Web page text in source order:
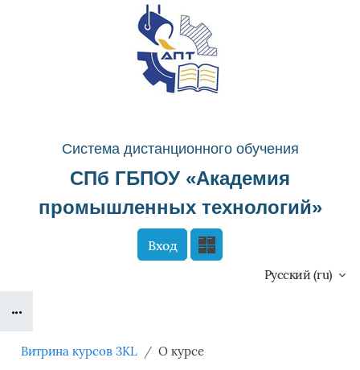
Перейти к основному содержанию
Система дистанционного обучения
СПб ГБПОУ «Академия
промышленных технологий»
Вход
Русский ‎(ru)‎
Витрина курсов 3KL О курсе